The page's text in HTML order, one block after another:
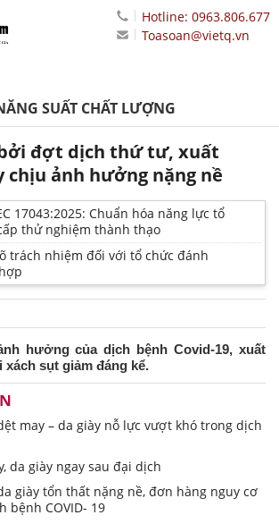
Hotline: 0963.806.677
Toasoan@vietq.vn
SUẤT CHẤT LƯỢNG
đợt dịch thứ tư, xuất
chịu ảnh hưởng nặng nề
17043:2025: Chuẩn hóa năng lực tổ
thử nghiệm thành thạo
trách nhiệm đối với tổ chức đánh
hưởng của dịch bệnh Covid-19, xuất
xách sụt giảm đáng kể.
may – da giày nỗ lực vượt khó trong dịch
da giày ngay sau đại dịch
giày tổn thất nặng nề, đơn hàng nguy cơ
bệnh COVID- 19